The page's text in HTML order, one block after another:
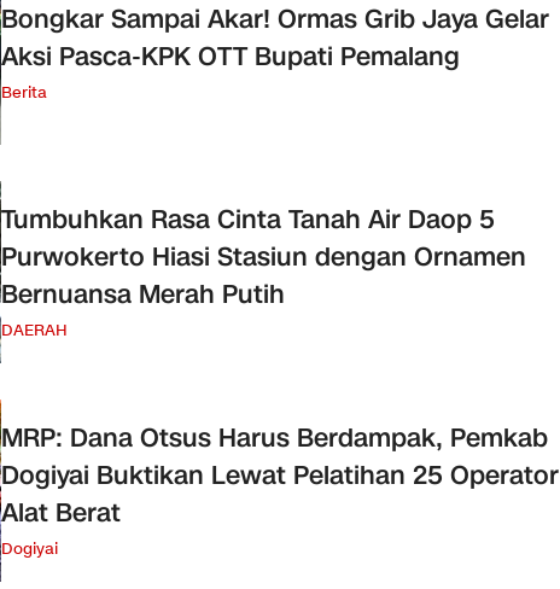
Bongkar Sampai Akar! Ormas Grib Jaya Gelar
Aksi Pasca-KPK OTT Bupati Pemalang
Berita
Tumbuhkan Rasa Cinta Tanah Air Daop 5
Purwokerto Hiasi Stasiun dengan Ornamen
Bernuansa Merah Putih
DAERAH
MRP: Dana Otsus Harus Berdampak, Pemkab
Dogiyai Buktikan Lewat Pelatihan 25 Operator
Alat Berat
Dogiyai